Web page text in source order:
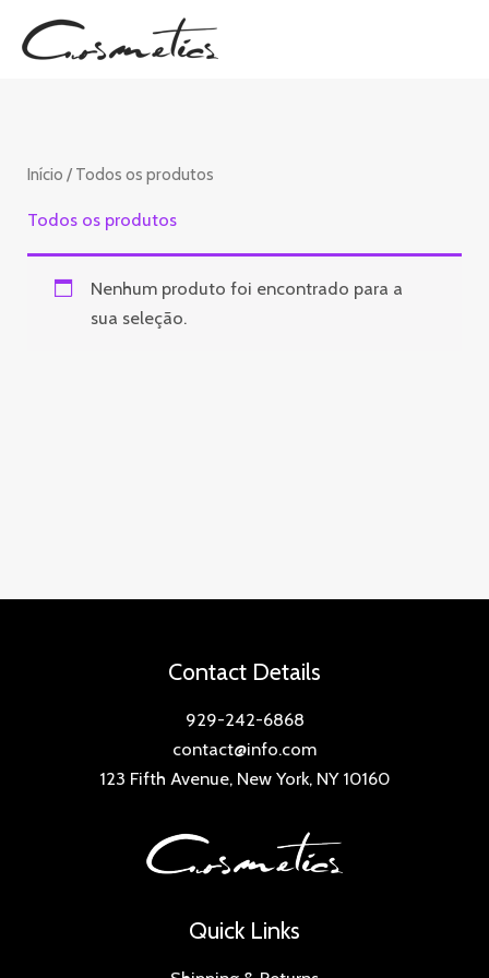
para
Início / Todos os produtos
Todos os produtos
Nenhum produto foi encontrado para a
sua seleção.
Contact Details
929-242-6868
contact@info.com
123 Fifth Avenue, New York, NY 10160
Quick Links